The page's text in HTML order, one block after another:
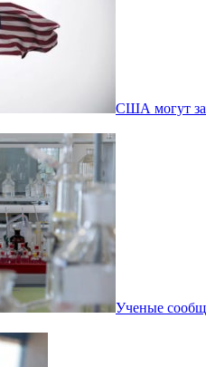
США могут
Ученые